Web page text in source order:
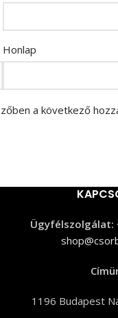
Honlap
a következő
Ügyfélszolgálat:
1196 Budapest